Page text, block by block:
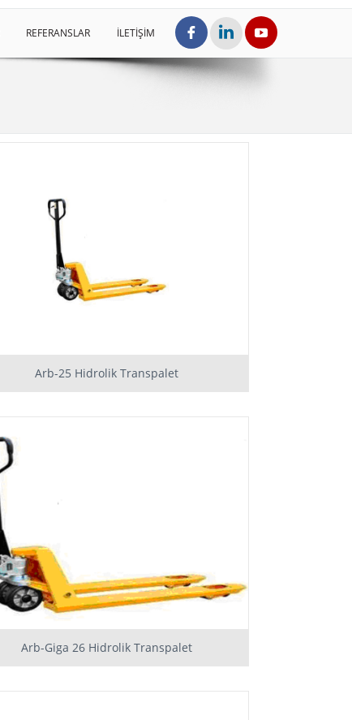
REFERANSLAR İLETİŞİM
Arb-25 Hidrolik Transpalet
Arb-Giga 26 Hidrolik Transpalet